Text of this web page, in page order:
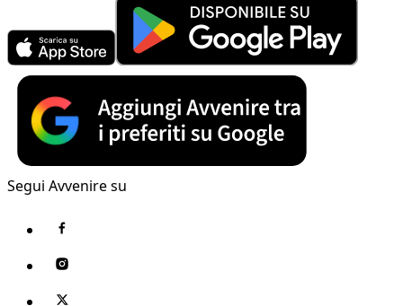
Segui Avvenire su